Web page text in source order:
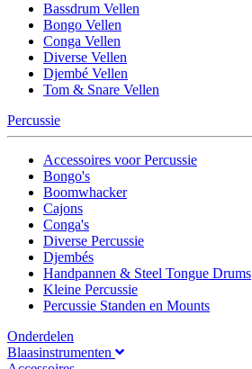
Bassdrum Vellen
Bongo Vellen
Conga Vellen
Diverse Vellen
Djembé Vellen
Tom & Snare Vellen
Percussie
Accessoires voor Percussie
Bongo's
Boomwhacker
Cajons
Conga's
Diverse Percussie
Djembés
Handpannen & Steel Tongue Drums
Kleine Percussie
Percussie Standen en Mounts
Onderdelen
Blaasinstrumenten